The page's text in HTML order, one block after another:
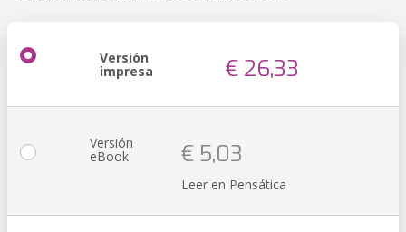
Versión
impresa € 26,33
Versión
eBook € 5,03
Leer en Pensática